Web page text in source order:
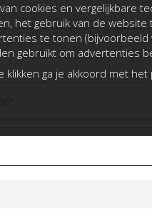
cookies en vergelijkbare
het gebruik van de
te tonen (bijvoorbeeld
gebruikt om advertenties
klikken ga je akkoord met